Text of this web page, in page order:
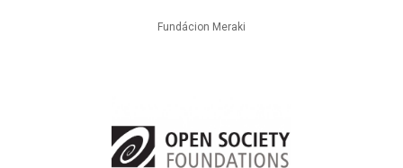
Fundácion Meraki